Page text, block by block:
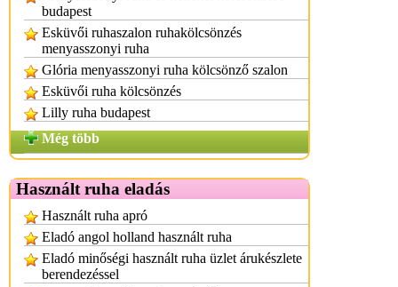
budapest
Esküvői ruhaszalon ruhakölcsönzés
menyasszonyi ruha
Glória menyasszonyi ruha kölcsönző szalon
Esküvői ruha kölcsönzés
Lilly ruha budapest
Még több
Használt ruha eladás
Használt ruha apró
Eladó angol holland használt ruha
Eladó minőségi használt ruha üzlet árukészlete
berendezéssel